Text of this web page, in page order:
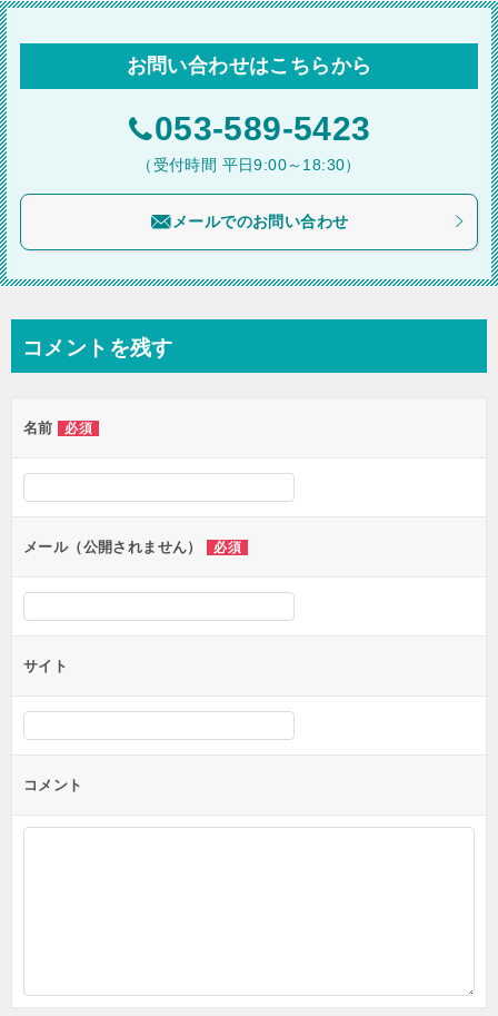
ナ
ビ
ゲ
ョ
お問い合わせはこちらから
053-589-5423
（受付時間 平日9:00～18:30）
メールでのお問い合わせ
コメントを残す
名前 必須
メール（公開されません） 必須
サイト
コメント